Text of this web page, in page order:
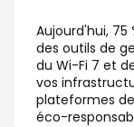
Aujourd'hui, 75
des outils de
du Wi-Fi 7 et
vos
plateformes
éco-